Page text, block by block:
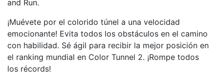
and Run.
¡Muévete por el colorido túnel a una velocidad
emocionante! Evita todos los obstáculos en el camino
con habilidad. Sé ágil para recibir la mejor posición en
el ranking mundial en Color Tunnel 2. ¡Rompe todos
los récords!